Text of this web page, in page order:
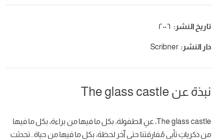
تاريخ النشر: ٢٠٠٦
دار النشر: Scribner
نبذة عن The glass castle
The glass castle، عنِ الطفولة، بكل ما فيها من براءة، بكل ما فيها
من ذكرياتٍ تأبى مُفارقتنا حتى ٱخر لحظة، بكل ما فيها من حياة.. تحدثت